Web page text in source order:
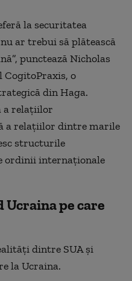
la securitatea
ar trebui să plătească
punctează Nicholas
CogitoPraxis, o
din Haga.
a relaţiilor
a relaţiilor dintre marile
structurile
ordinii internaţionale
pe care
dintre SUA şi
la Ucraina.